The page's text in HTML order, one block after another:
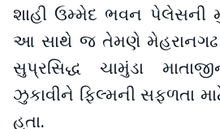
શાહી ઉમ્મેદ ભવન પેલેસની
આ સાથે જ તેમણે મેહરાનગઢ
સુપ્રસિદ્ધ ચામુંડા
ઝુકાવીને ફિલ્મની સફળતા
હતા.